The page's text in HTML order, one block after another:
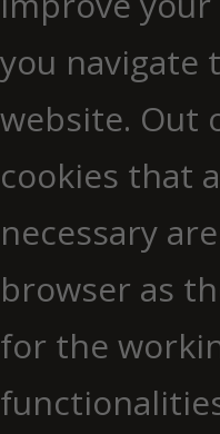
you navigate
website. Out
cookies that
necessary
browser as
for the